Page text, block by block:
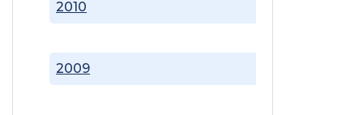
2009
2010